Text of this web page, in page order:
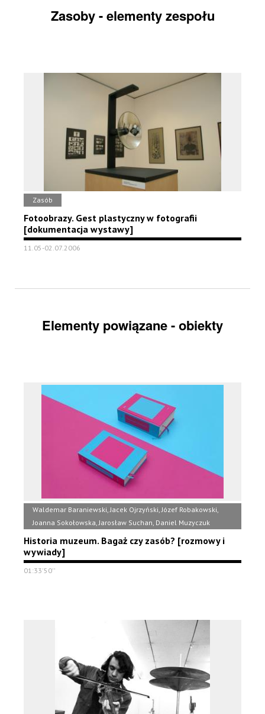
Zasoby - elementy zespołu
Zasób
Fotoobrazy. Gest plastyczny w fotografii
[dokumentacja wystawy]
11.05-02.07.2006
Elementy powiązane - obiekty
Waldemar Baraniewski, Jacek Ojrzyński, Józef Robakowski,
Joanna Sokołowska, Jarosław Suchan, Daniel Muzyczuk
Historia muzeum. Bagaż czy zasób? [rozmowy i
wywiady]
01:33'50''